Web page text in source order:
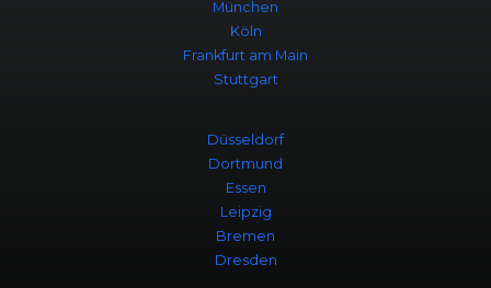
München
Köln
Frankfurt am Main
Stuttgart
Düsseldorf
Dortmund
Essen
Leipzig
Bremen
Dresden